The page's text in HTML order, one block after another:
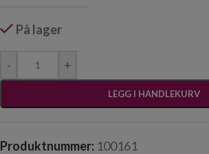
På lager
- +
LEGG I HANDLEKURV
Produktnummer: 100161